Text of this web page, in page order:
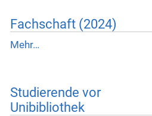
Fachschaft (2024)
Mehr…
Studierende vor
Unibibliothek